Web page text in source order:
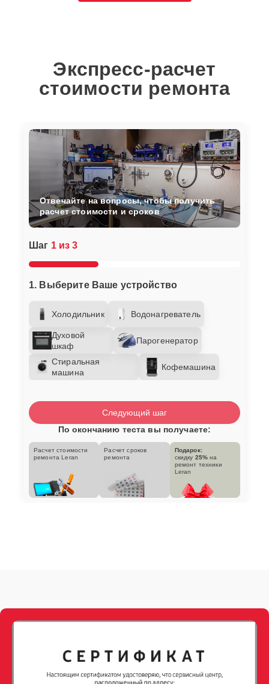
Экспресс-расчет
стоимости ремонта
Шаг 1 из 3
1. Выберите Ваше устройство
Холодильник Водонагреватель
Духовой
шкаф
Парогенератор
Стиральная
машина
Кофемашина
Отвечайте на вопросы, чтобы получить
расчет стоимости и сроков
Следующий шаг
По окончанию теста вы получаете:
Расчет стоимости
ремонта Leran
Расчет сроков
ремонта
Подарок:
скидку 25% на
ремонт техники
Leran